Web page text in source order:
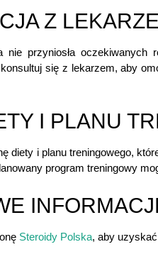
Z
nie przyniosła oczekiwanych
się z lekarzem, aby
I PLANU
diety i planu treningowego,
program treningowy
Steroidy Polska, aby